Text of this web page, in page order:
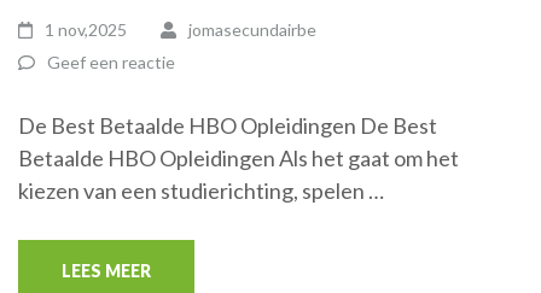
1 nov,2025
jomasecundairbe
Geef een reactie
De Best Betaalde HBO Opleidingen De Best
Betaalde HBO Opleidingen Als het gaat om het
kiezen van een studierichting, spelen …
LEES MEER